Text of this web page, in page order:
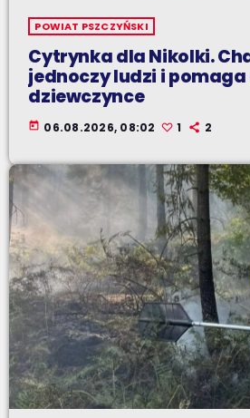
POWIAT PSZCZYŃSKI
Cytrynka dla Nikolki.
jednoczy ludzi i
dziewczynce
today 06.08.2026, 08:02 1 2